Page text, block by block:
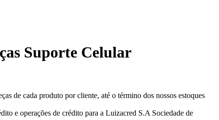
Suporte Celular
de cada produto por cliente, até o término dos nossos estoques
e operações de crédito para a Luizacred S.A Sociedade de